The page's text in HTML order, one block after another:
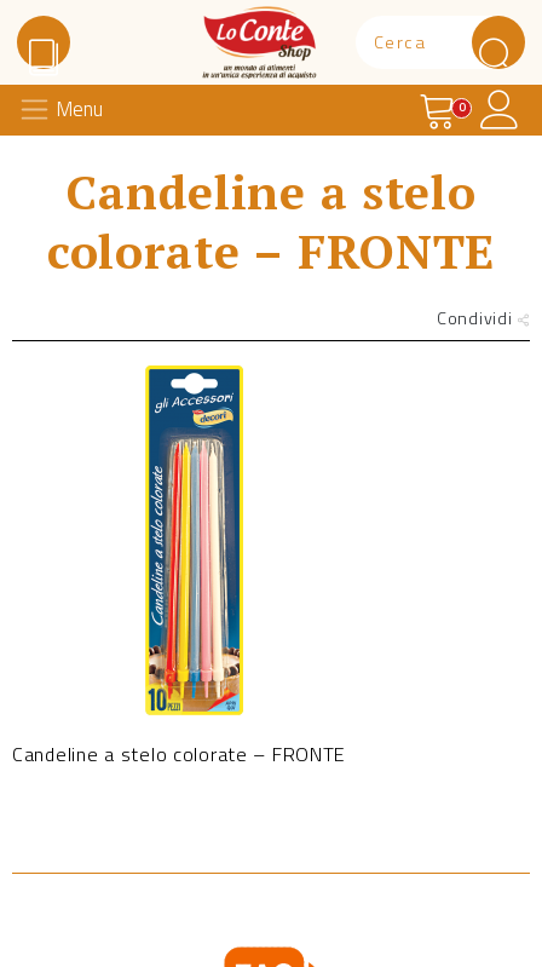
Lo Conte Shop
Menu Carrello
0
Candeline a stelo
colorate – FRONTE
Condividi
Candeline a stelo colorate – FRONTE